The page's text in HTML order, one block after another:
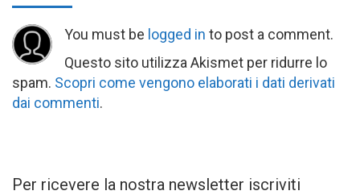
You must be logged in to post a comment.
Questo sito utilizza Akismet per ridurre lo
spam. Scopri come vengono elaborati i dati derivati
dai commenti.
Per ricevere la nostra newsletter iscriviti